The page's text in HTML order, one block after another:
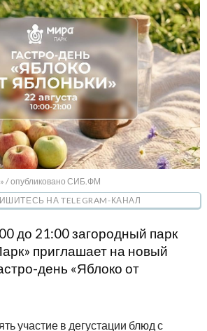
/ опубликовано СИБ.ФМ
НА TELEGRAM-КАНАЛ
до 21:00 загородный парк
приглашает на новый
день «Яблоко от
участие в дегустации блюд с